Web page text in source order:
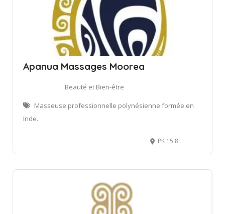
Apanua Massages Moorea
Beauté et Bien-être
Masseuse professionnelle polynésienne formée en
Inde.
PK 15.800, Moorea – côté montagne, servitude Tropical Garden